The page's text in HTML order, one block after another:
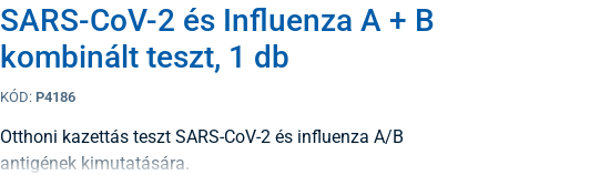
SARS-CoV-2 és Influenza A + B
kombinált teszt, 1 db
KÓD: P4186
Otthoni kazettás teszt SARS-CoV-2 és influenza A/B
antigének kimutatására.